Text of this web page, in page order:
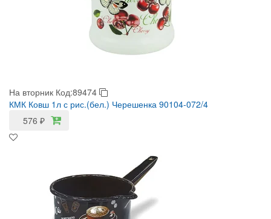
На вторник Код:89474
КМК Ковш 1л с рис.(бел.) Черешенка 90104-072/4
576 ₽